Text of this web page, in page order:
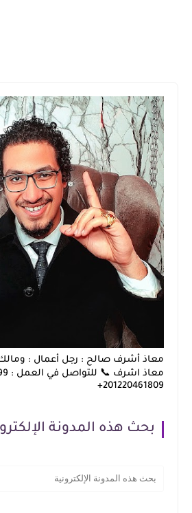
معاذ أشرف صالح : رجل أعمال :
201220461809+
بحث هذه المدونة